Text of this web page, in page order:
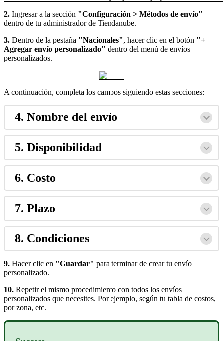
2. Ingresar a la sección "Configuración > Métodos de envío"
dentro de tu administrador de Tiendanube.
3. Dentro de la pestaña "Nacionales", hacer clic en el botón "+
Agregar envío personalizado" dentro del menú de envíos
personalizados.
A continuación, completa los campos siguiendo estas secciones:
4. Nombre del envío
5. Disponibilidad
6. Costo
7. Plazo
8. Condiciones
9. Hacer clic en "Guardar" para terminar de crear tu envío
personalizado.
10. Repetir el mismo procedimiento con todos los envíos
personalizados que necesites. Por ejemplo, según tu tabla de costos,
por zona, etc.